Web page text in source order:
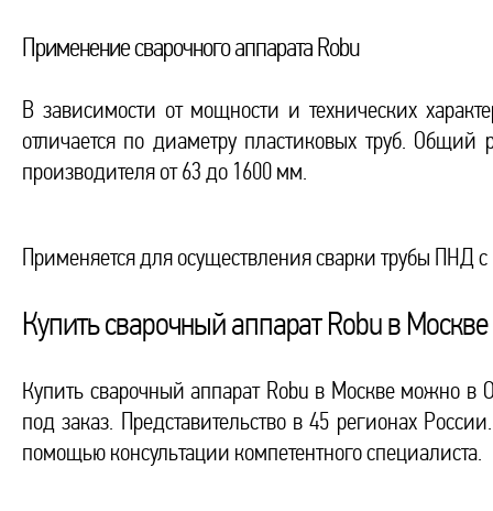
Применение сварочного аппарата Robu
В зависимости от мощности и технических
отличается по диаметру пластиковых труб.
производителя от 63 до 1600 мм.
Применяется для осуществления сварки трубы ПНД
Купить сварочный аппарат Robu в Москве
Купить сварочный аппарат Robu в Москве можно
под заказ. Представительство в 45 регионах
помощью консультации компетентного специалиста.